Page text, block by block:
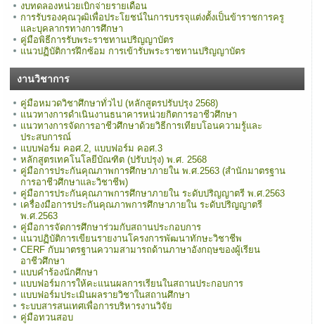
งบทดลองหน่วยเบิกจ่ายรายเดือน
การรับรองคุณวุฒิเพื่อประโยชน์ในการบรรจุแต่งตั้งเป็นข้าราชการครู
และบุคลากรทางการศึกษา
คู่มือพิธีการรับพระราชทานปริญญาบัตร
แนวปฏิบัติการฝึกซ้อม การเข้ารับพระราชทานปริญญาบัตร
งานวิชาการ
คู่มือหมวดวิชาศึกษาทั่วไป (หลักสูตรปรับปรุง 2568)
แนวทางการดำเนินงานธนาคารหน่วยกิตการอาชีวศึกษา
แนวทางการจัดการอาชีวศึกษาด้วยวิธีการเทียบโอนความรู้และ
ประสบการณ์
แบบฟอร์ม คอศ.2, แบบฟอร์ม คอศ.3
หลักสูตรเทคโนโลยีบัณฑิต (ปรับปรุง) พ.ศ. 2568
คู่มือการประกันคุณภาพการศึกษาภายใน พ.ศ.2563 (สำนักมาตรฐาน
การอาชีวศึกษาและวิชาชีพ)
คู่มือการประกันคุณภาพการศึกษาภายใน ระดับปริญญาตรี พ.ศ.2563
เครื่องมือการประกันคุณภาพการศึกษาภายใน ระดับปริญญาตรี
พ.ศ.2563
คู่มือการจัดการศึกษาร่วมกับสถานประกอบการ
แนวปฏิบัติการเขียนรายงานโครงการพัฒนาทักษะวิชาชีพ
CERF กับมาตรฐานความสามารถด้านภาษาอังกฤษของผู้เรียน
อาชีวศึกษา
แบบคำร้องนักศึกษา
แบบฟอร์มการให้คะแนนผลการเรียนในสถานประกอบการ
แบบฟอร์มประเมินผลรายวิชาในสถานศึกษา
ระบบสารสนเทศเพื่อการบริหารงานวิจัย
คู่มือทวนสอบ